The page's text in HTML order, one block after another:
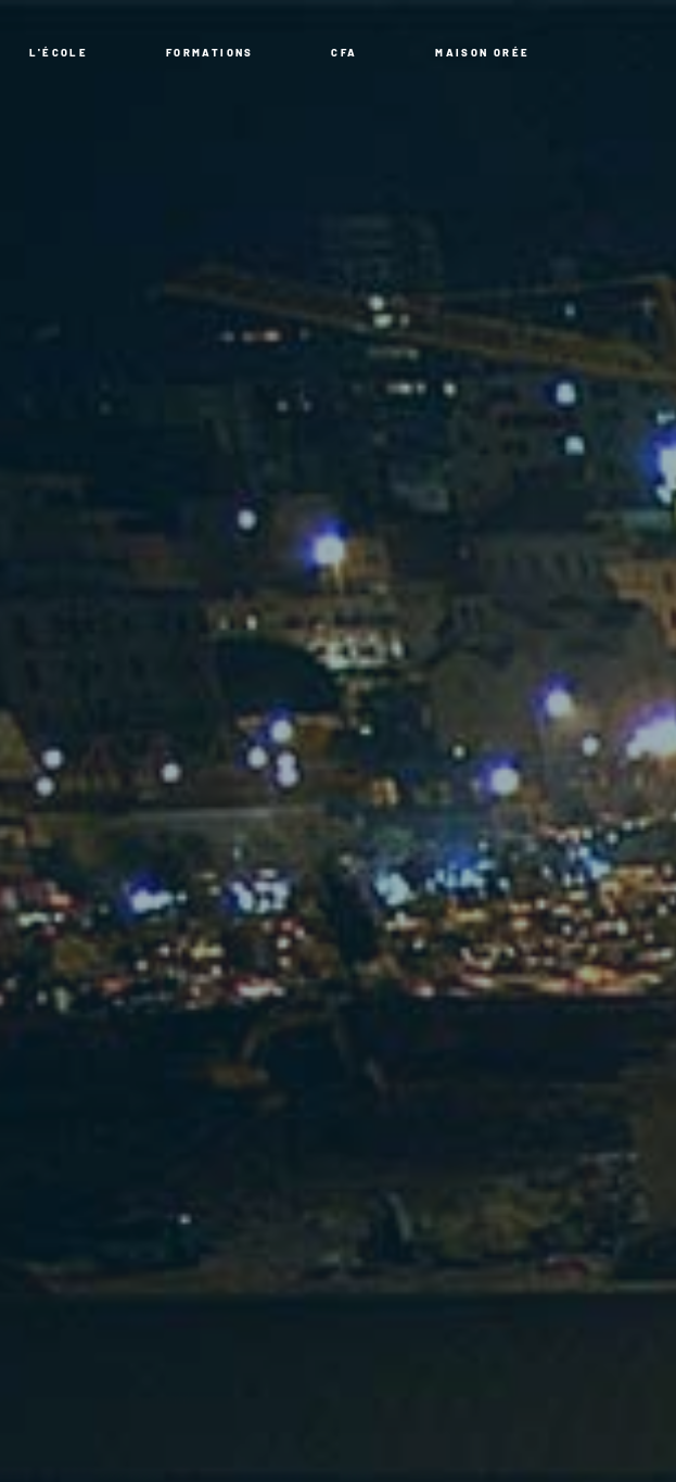
L'ÉCOLE FORMATIONS CFA MAISON ORÉE